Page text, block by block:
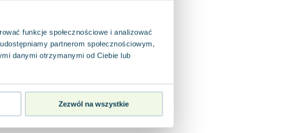
funkcje społecznościowe i analizować
partnerom społecznościowym,
danymi otrzymanymi od Ciebie lub
Zezwól na wszystkie